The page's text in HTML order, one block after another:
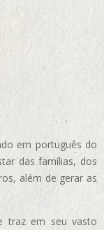
em português do
das famílias, dos
além de gerar as
em seu vasto